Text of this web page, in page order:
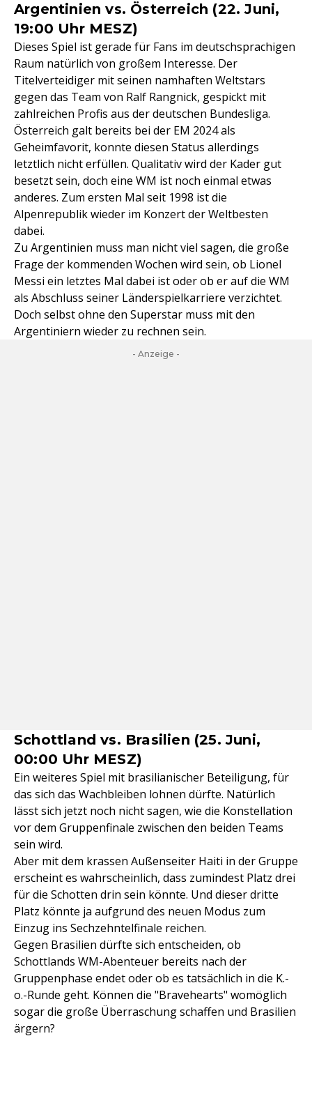
Argentinien vs. Österreich (22. Juni,
19:00 Uhr MESZ)
Dieses Spiel ist gerade für Fans im deutschsprachigen
Raum natürlich von großem Interesse. Der
Titelverteidiger mit seinen namhaften Weltstars
gegen das Team von Ralf Rangnick, gespickt mit
zahlreichen Profis aus der deutschen Bundesliga.
Österreich galt bereits bei der EM 2024 als
Geheimfavorit, konnte diesen Status allerdings
letztlich nicht erfüllen. Qualitativ wird der Kader gut
besetzt sein, doch eine WM ist noch einmal etwas
anderes. Zum ersten Mal seit 1998 ist die
Alpenrepublik wieder im Konzert der Weltbesten
dabei.
Zu Argentinien muss man nicht viel sagen, die große
Frage der kommenden Wochen wird sein, ob Lionel
Messi ein letztes Mal dabei ist oder ob er auf die WM
als Abschluss seiner Länderspielkarriere verzichtet.
Doch selbst ohne den Superstar muss mit den
Argentiniern wieder zu rechnen sein.
- Anzeige -
Schottland vs. Brasilien (25. Juni,
00:00 Uhr MESZ)
Ein weiteres Spiel mit brasilianischer Beteiligung, für
das sich das Wachbleiben lohnen dürfte. Natürlich
lässt sich jetzt noch nicht sagen, wie die Konstellation
vor dem Gruppenfinale zwischen den beiden Teams
sein wird.
Aber mit dem krassen Außenseiter Haiti in der Gruppe
erscheint es wahrscheinlich, dass zumindest Platz drei
für die Schotten drin sein könnte. Und dieser dritte
Platz könnte ja aufgrund des neuen Modus zum
Einzug ins Sechzehntelfinale reichen.
Gegen Brasilien dürfte sich entscheiden, ob
Schottlands WM-Abenteuer bereits nach der
Gruppenphase endet oder ob es tatsächlich in die K.-
o.-Runde geht. Können die "Bravehearts" womöglich
sogar die große Überraschung schaffen und Brasilien
ärgern?